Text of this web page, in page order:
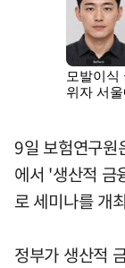
9일 보험연구원
에서 '생산적 금
로 세미나를 개
정부가 생산적